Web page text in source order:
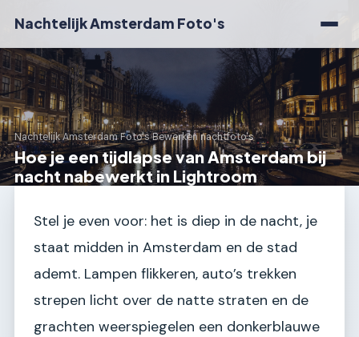
Nachtelijk Amsterdam Foto's
Nachtelijk Amsterdam Foto's›Bewerken nachtfoto's
Hoe je een tijdlapse van Amsterdam bij
nacht nabewerkt in Lightroom
Stel je even voor: het is diep in de nacht, je
staat midden in Amsterdam en de stad
ademt. Lampen flikkeren, auto’s trekken
strepen licht over de natte straten en de
grachten weerspiegelen een donkerblauwe